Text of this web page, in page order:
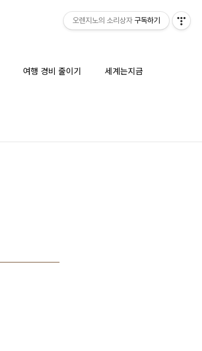
여행 경비 줄이기 세계는지금
오렌지노의 소리상자 구독하기